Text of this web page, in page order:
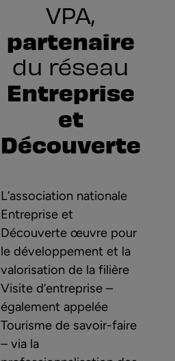
VPA,
partenaire
du réseau
Entreprise
et
Découverte
L’association nationale
Entreprise et
Découverte œuvre pour
le développement et la
valorisation de la filière
Visite d’entreprise –
également appelée
Tourisme de savoir-faire
– via la